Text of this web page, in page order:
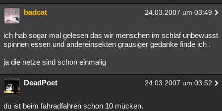
badcat 24.03.2007 um 03:49
ich hab sogar mal gelesen das wir menschen im schlaf unbewusst
spinnen essen und andereinsekten grausiger gedanke finde ich .
ja die netze sind schon einmalig
DeadPoet 24.03.2007 um 03:52
du ist beim fahradfahren schon 10 mücken.